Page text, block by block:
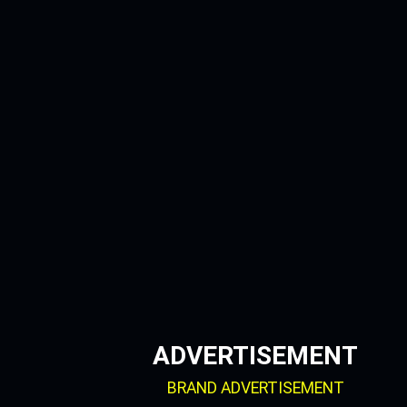
ADVERTISEMENT
BRAND ADVERTISEMENT